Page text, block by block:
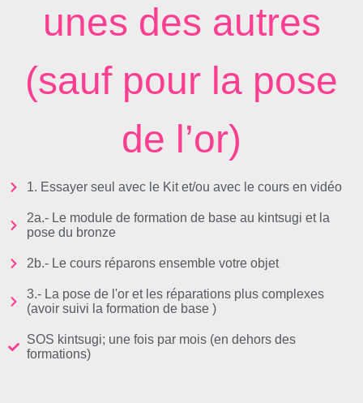
unes des autres
(sauf pour la pose
de l’or)
1. Essayer seul avec le Kit et/ou avec le cours en vidéo
2a.- Le module de formation de base au kintsugi et la
pose du bronze
2b.- Le cours réparons ensemble votre objet
3.- La pose de l'or et les réparations plus complexes
(avoir suivi la formation de base )
SOS kintsugi; une fois par mois (en dehors des
formations)